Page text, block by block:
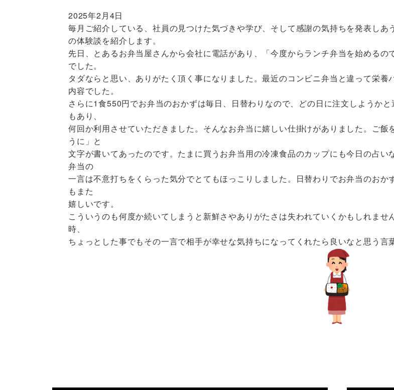
2025年2月4日
毎月ご紹介している、社員の見つけた気づきや学び、そして感謝の気持ちを発表し
の体験談を紹介します。
先日、とあるお弁当屋さんから会社に電話があり、「今度からランチ弁当を始める
でした。
タダならと思い、ありがたく頂く事になりました。最近のコンビニ弁当と違って栄
内容でした。
さらに1食550円でお弁当のおかずは毎日、日替わりなので、どの日に注文しようか
もあり、
何回か利用させていただきました。そんなお弁当に嬉しい仕掛けがありました。ご
うに」と
文字が書いてあったのです。たまに買うお弁当用の冷凍食品のカップにも今日の占
弁当の
一言は不意打ちをくらった気分でとてもほっこりしました。日替わりでお弁当のお
もまた
嬉しいです。
こういうのも何度か続いてしまうと新鮮さやありがたさは失われていくかもしれま
時、
ちょっとした事でもその一言で相手が幸せな気持ちになってくれたら良いなと思う言